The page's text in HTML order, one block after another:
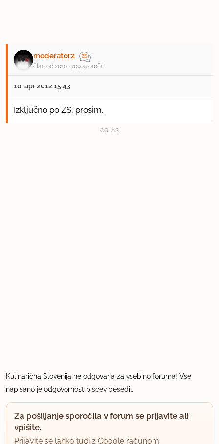
moderator2
član od 2010 709 sporočil
10. apr 2012 15:43
Izključno po ZS, prosim.
OGLAS
Kulinarična Slovenija ne odgovarja za vsebino foruma! Vse
napisano je odgovornost piscev besedil.
Za pošiljanje sporočila v forum se prijavite ali
vpišite.
Prijavite se lahko tudi z Google računom.